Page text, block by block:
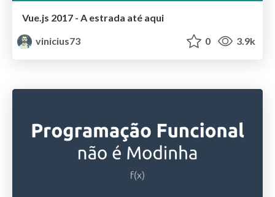
Vue.js 2017 - A estrada até aqui
vinicius73
0 3.9k